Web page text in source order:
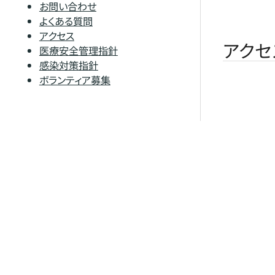
アク
お問い合わせ
よくある質問
アクセス
医療安全管理指針
感染対策指針
ボランティア募集